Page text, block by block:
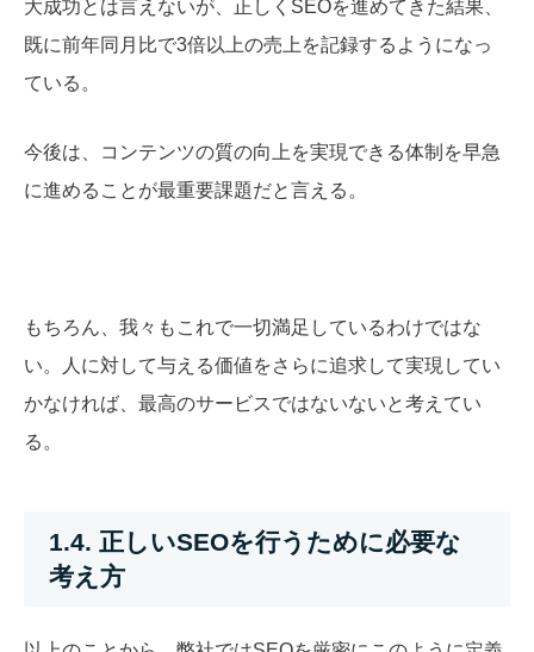
大成功とは言えないが、正しくSEOを進めてきた結果、
既に前年同月比で3倍以上の売上を記録するようになっ
ている。
今後は、コンテンツの質の向上を実現できる体制を早急
に進めることが最重要課題だと言える。
もちろん、我々もこれで一切満足しているわけではな
い。人に対して与える価値をさらに追求して実現してい
かなければ、最高のサービスではないないと考えてい
る。
1.4. 正しいSEOを行うために必要な
考え方